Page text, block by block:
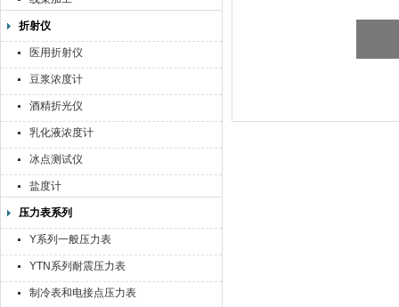
折射仪
医用折射仪
豆浆浓度计
酒精折光仪
乳化液浓度计
冰点测试仪
盐度计
压力表系列
Y系列一般压力表
YTN系列耐震压力表
制冷表和电接点压力表